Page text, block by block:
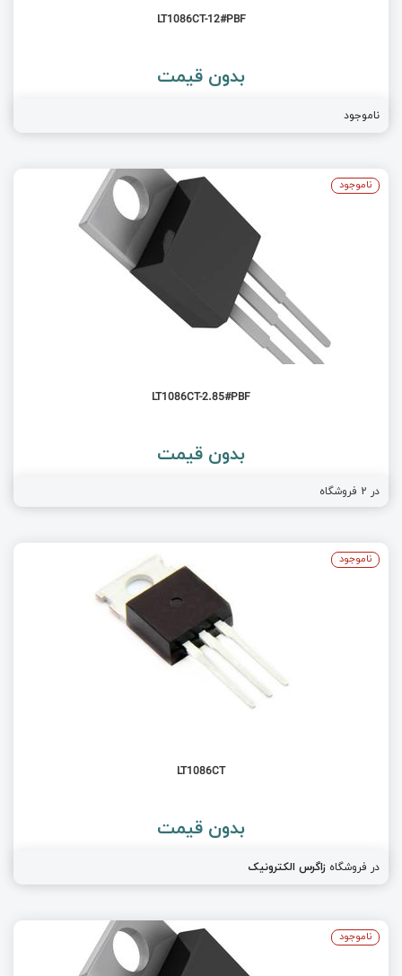
LT1086CT-12#PBF
بدون قیمت
ناموجود
LT1086CT-2.85#PBF
بدون قیمت
در 2 فروشگاه
ناموجود
LT1086CT
بدون قیمت
در فروشگاه زاگرس الکترونیک
ناموجود
ناموجود